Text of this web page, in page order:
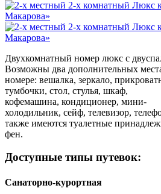
Двухкомнатный номер люкс с
Возможны два дополнительных
номере: вешалка, зеркало,
тумбочки, стол, стулья, шкаф,
кофемашина, кондиционер, мини-
холодильник, сейф, телевизор,
также имеются туалетные
фен.
Доступные типы путевок:
Санаторно-курортная